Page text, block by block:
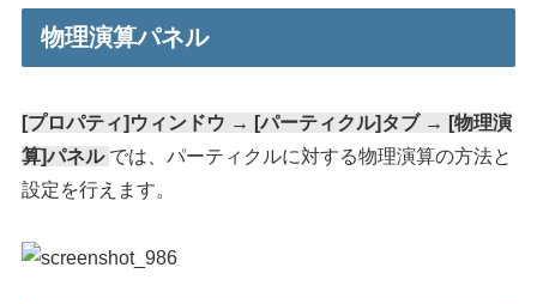
物理演算パネル
[プロパティ]ウィンドウ → [パーティクル]タブ → [物理演
算]パネル では、パーティクルに対する物理演算の方法と
設定を行えます。